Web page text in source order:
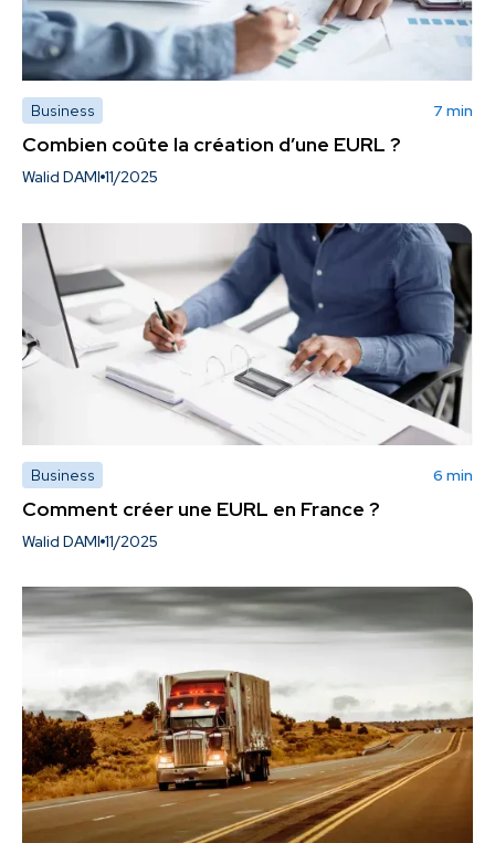
Business 7 min
Combien coûte la création d’une EURL ?
Walid DAMI 11/2025
Business 6 min
Comment créer une EURL en France ?
Walid DAMI 11/2025